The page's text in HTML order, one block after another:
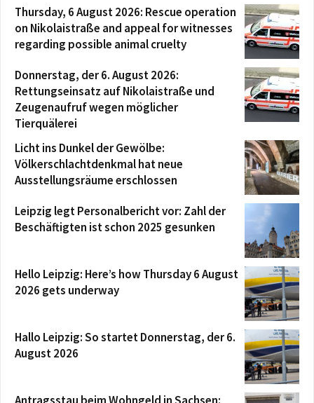
Thursday, 6 August 2026: Rescue operation
on Nikolaistraße and appeal for witnesses
regarding possible animal cruelty
Donnerstag, der 6. August 2026:
Rettungseinsatz auf Nikolaistraße und
Zeugenaufruf wegen möglicher
Tierquälerei
Licht ins Dunkel der Gewölbe:
Völkerschlachtdenkmal hat neue
Ausstellungsräume erschlossen
Leipzig legt Personalbericht vor: Zahl der
Beschäftigten ist schon 2025 gesunken
Hello Leipzig: Here’s how Thursday 6 August
2026 gets underway
Hallo Leipzig: So startet Donnerstag, der 6.
August 2026